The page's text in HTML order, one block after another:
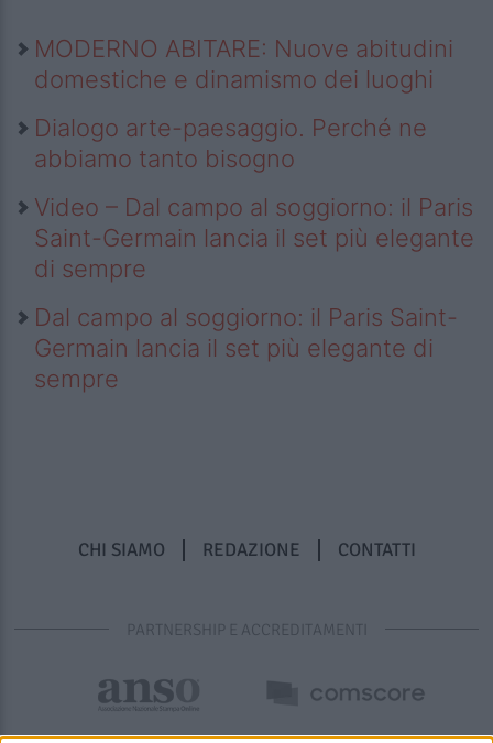
MODERNO ABITARE: Nuove abitudini
domestiche e dinamismo dei luoghi
Dialogo arte-paesaggio. Perché ne
abbiamo tanto bisogno
Video – Dal campo al soggiorno: il Paris
Saint-Germain lancia il set più elegante
di sempre
Dal campo al soggiorno: il Paris Saint-
Germain lancia il set più elegante di
sempre
CHI SIAMO REDAZIONE CONTATTI
PARTNERSHIP E ACCREDITAMENTI